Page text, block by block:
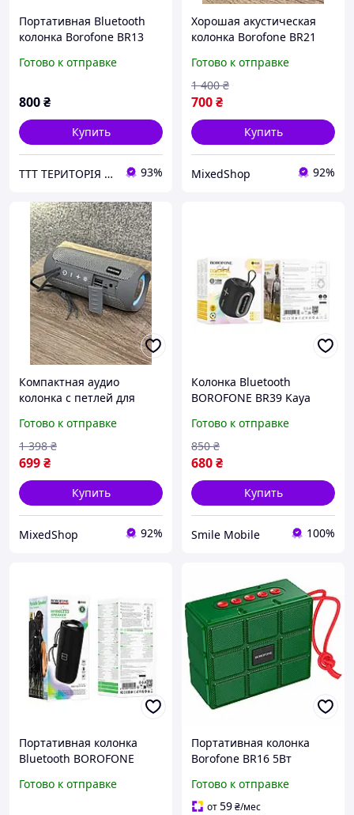
Портативная Bluetooth
колонка Borofone BR13
Готово к отправке
800₴
Купить
ТТТ ТЕРИТОРІЯ ТВОЄЇ ТЕХНІКИ 93%
Хорошая акустическая
колонка Borofone BR21
протативная колонка с
хорошим звуком
Готово к отправке
700₴
1 400 ₴
Купить
MixedShop 92%
Компактная аудио
колонка с петлей для
Бюджетная портативная
музыкальная колонка для
музыки
Готово к отправке
699₴
1 398 ₴
Купить
MixedShop 92%
Колонка Bluetooth
BOROFONE BR39 Kaya
1200mAh) Black
Готово к отправке
680₴
850 ₴
Купить
Smile Mobile 100%
Портативная колонка
Bluetooth BOROFONE
Черный цвет (Black)
Готово к отправке
Портативная колонка
Borofone BR16 5Вт
AUX USB FM Темно-
Зеленый пластиковый
Готово к отправке
от59₴/мес